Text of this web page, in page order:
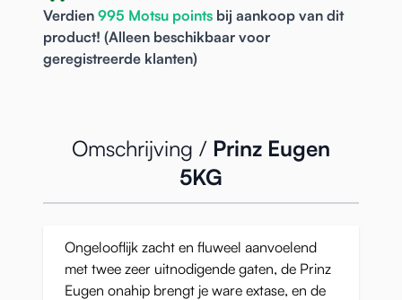
Verdien 995 Motsu points bij aankoop van dit
product! (Alleen beschikbaar voor
geregistreerde klanten)
Omschrijving / Prinz Eugen
5KG
Ongelooflijk zacht en fluweel aanvoelend
met twee zeer uitnodigende gaten, de Prinz
Eugen onahip brengt je ware extase, en de